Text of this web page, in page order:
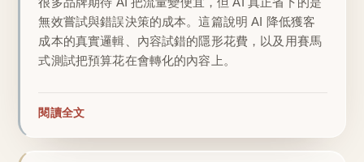
無效嘗試與錯誤決策的成本。這篇說明 AI 降低獲客
成本的真實邏輯、內容試錯的隱形花費，以及用賽馬
式測試把預算花在會轉化的內容上。
閱讀全文